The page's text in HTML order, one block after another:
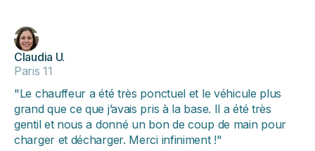
Claudia U.
Paris 11
"Le chauffeur a été très ponctuel et le véhicule plus
grand que ce que j’avais pris à la base. Il a été très
gentil et nous a donné un bon de coup de main pour
charger et décharger. Merci infiniment !"